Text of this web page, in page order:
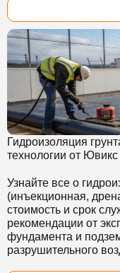
Гидроизоляция
технологии от Ювикс
Узнайте все о
(инъекционная,
стоимость и срок
рекомендации от
фундамента и
разрушительного